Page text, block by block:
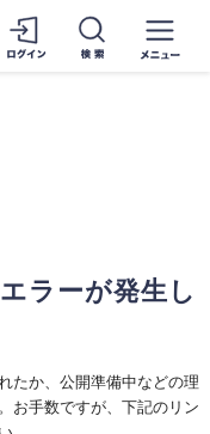
ラーが発生し
たか、公開準備中などの理
お手数ですが、下記のリン